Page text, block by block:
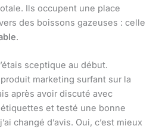
Ils occupent une place
des boissons gazeuses : celle
.
sceptique au début.
marketing surfant sur la
après avoir discuté avec
et testé une bonne
changé d’avis. Oui, c’est mieux